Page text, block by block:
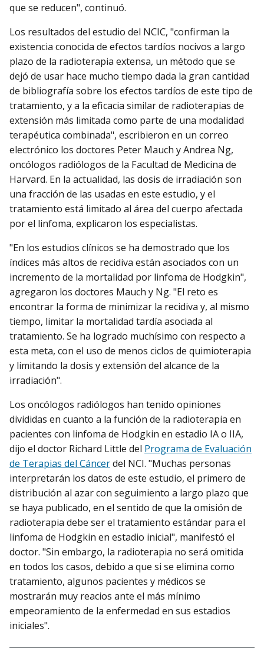
que se reducen", continuó.
Los resultados del estudio del NCIC, "confirman la
existencia conocida de efectos tardíos nocivos a largo
plazo de la radioterapia extensa, un método que se
dejó de usar hace mucho tiempo dada la gran cantidad
de bibliografía sobre los efectos tardíos de este tipo de
tratamiento, y a la eficacia similar de radioterapias de
extensión más limitada como parte de una modalidad
terapéutica combinada", escribieron en un correo
electrónico los doctores Peter Mauch y Andrea Ng,
oncólogos radiólogos de la Facultad de Medicina de
Harvard. En la actualidad, las dosis de irradiación son
una fracción de las usadas en este estudio, y el
tratamiento está limitado al área del cuerpo afectada
por el linfoma, explicaron los especialistas.
"En los estudios clínicos se ha demostrado que los
índices más altos de recidiva están asociados con un
incremento de la mortalidad por linfoma de Hodgkin",
agregaron los doctores Mauch y Ng. "El reto es
encontrar la forma de minimizar la recidiva y, al mismo
tiempo, limitar la mortalidad tardía asociada al
tratamiento. Se ha logrado muchísimo con respecto a
esta meta, con el uso de menos ciclos de quimioterapia
y limitando la dosis y extensión del alcance de la
irradiación".
Los oncólogos radiólogos han tenido opiniones
divididas en cuanto a la función de la radioterapia en
pacientes con linfoma de Hodgkin en estadio IA o IIA,
dijo el doctor Richard Little del Programa de Evaluación
de Terapias del Cáncerdel NCI. "Muchas personas
interpretarán los datos de este estudio, el primero de
distribución al azar con seguimiento a largo plazo que
se haya publicado, en el sentido de que la omisión de
radioterapia debe ser el tratamiento estándar para el
linfoma de Hodgkin en estadio inicial", manifestó el
doctor. "Sin embargo, la radioterapia no será omitida
en todos los casos, debido a que si se elimina como
tratamiento, algunos pacientes y médicos se
mostrarán muy reacios ante el más mínimo
empeoramiento de la enfermedad en sus estadios
iniciales".